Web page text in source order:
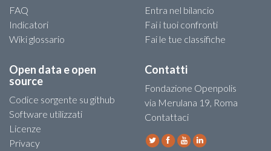
FAQ
Indicatori
Wiki glossario
Entra nel bilancio
Fai i tuoi confronti
Fai le tue classifiche
Open data e open
source
Codice sorgente su github
Software utilizzati
Licenze
Privacy
Contatti
Fondazione Openpolis
via Merulana 19, Roma
Contattaci